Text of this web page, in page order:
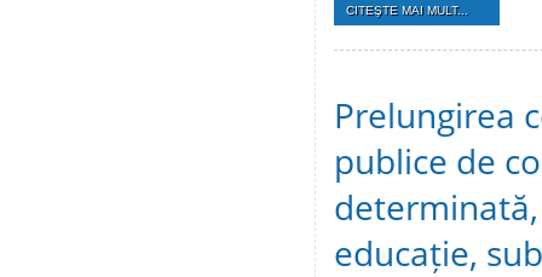
CITEŞTE MAI MULT...
Prelungirea
publice de
educație,